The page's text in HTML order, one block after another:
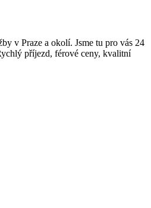
v Praze a okolí. Jsme tu pro vás 24
příjezd, férové ceny, kvalitní